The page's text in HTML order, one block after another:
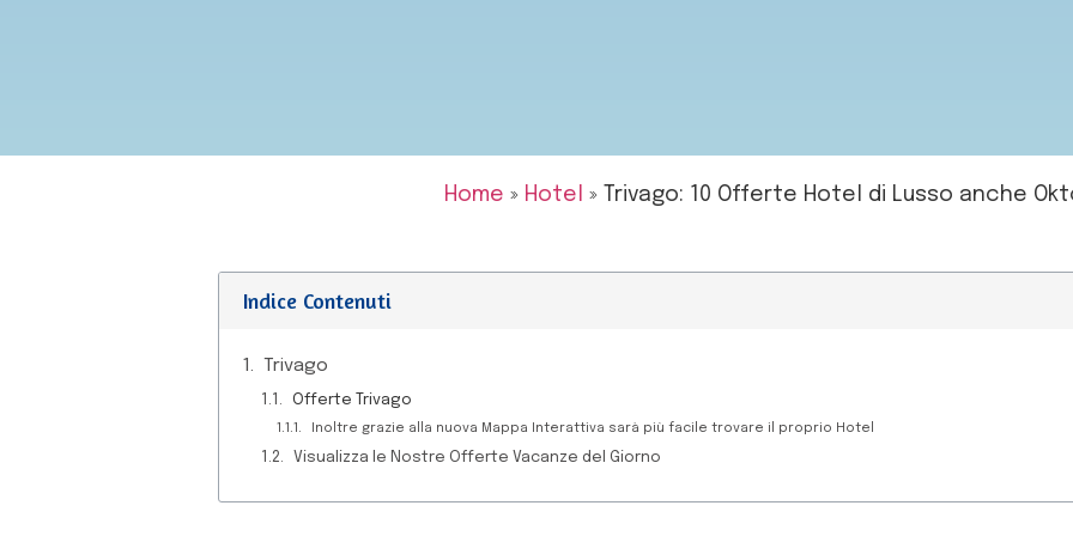
Home » Hotel » Trivago: 10 Offerte Hotel di Lusso anche
Indice Contenuti
Trivago
Offerte Trivago
Inoltre grazie alla nuova Mappa Interattiva sarà più facile trovare il proprio Hotel
Visualizza le Nostre Offerte Vacanze del Giorno